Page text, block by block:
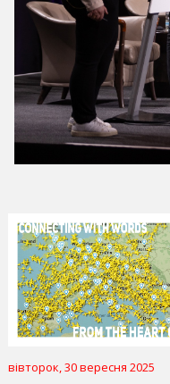
вівторок, 30 вересня 2025